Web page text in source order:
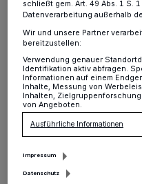
Lank·Der Heimatkreis
Mühle am Dr.-
Leonard Caspers
Heimat für die ganze
18.05.2026 , 15:00 Uhr
schließt gem. Art. 49 Abs. 1 S.
Datenverarbeitung außerhalb
Wir und unsere Partner
bereitzustellen:
Verwendung genauer
Identifikation aktiv abfragen.
Informationen auf einem
Inhalte, Messung von
Inhalten,
von Angeboten.
Ausführliche Informationen
Impressum
Datenschutz